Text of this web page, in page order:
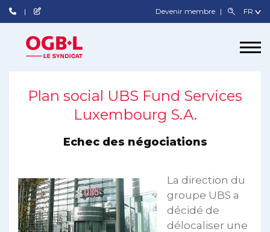
Devenir membre
Plan social UBS Fund Services
Luxembourg S.A.
Echec des négociations
La direction du
groupe UBS a
décidé de
délocaliser une